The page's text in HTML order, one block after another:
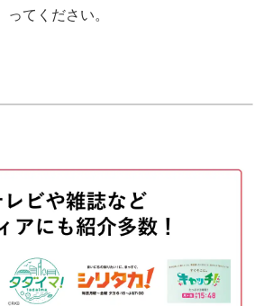
ってください。